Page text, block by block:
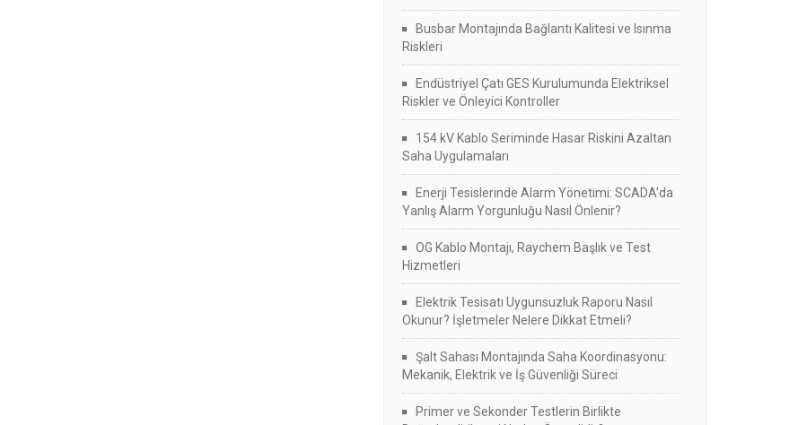
Busbar Montajında Bağlantı Kalitesi ve Isınma
Riskleri
Endüstriyel Çatı GES Kurulumunda Elektriksel
Riskler ve Önleyici Kontroller
154 kV Kablo Seriminde Hasar Riskini Azaltan
Saha Uygulamaları
Enerji Tesislerinde Alarm Yönetimi: SCADA’da
Yanlış Alarm Yorgunluğu Nasıl Önlenir?
OG Kablo Montajı, Raychem Başlık ve Test
Hizmetleri
Elektrik Tesisatı Uygunsuzluk Raporu Nasıl
Okunur? İşletmeler Nelere Dikkat Etmeli?
Şalt Sahası Montajında Saha Koordinasyonu:
Mekanik, Elektrik ve İş Güvenliği Süreci
Primer ve Sekonder Testlerin Birlikte